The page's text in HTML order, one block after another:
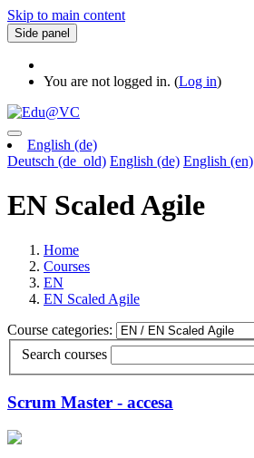
Skip to main content
Side panel
You are not logged in. (Log in)
English ‎(de)‎
Deutsch ‎(de_old)‎ English ‎(de)‎ English ‎(en)‎
EN Scaled Agile
Home
Courses
EN
EN Scaled Agile
Course categories:
Search courses
Scrum Master - accesa